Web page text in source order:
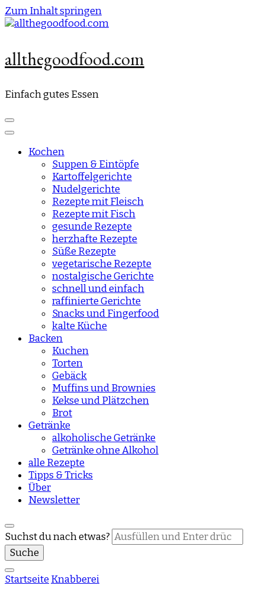
Zum Inhalt springen
allthegoodfood.com
Einfach gutes Essen
Kochen
Suppen & Eintöpfe
Kartoffelgerichte
Nudelgerichte
Rezepte mit Fleisch
Rezepte mit Fisch
gesunde Rezepte
herzhafte Rezepte
Süße Rezepte
vegetarische Rezepte
nostalgische Gerichte
schnell und einfach
raffinierte Gerichte
Snacks und Fingerfood
kalte Küche
Backen
Kuchen
Torten
Gebäck
Muffins und Brownies
Kekse und Plätzchen
Brot
Getränke
alkoholische Getränke
Getränke ohne Alkohol
alle Rezepte
Tipps & Tricks
Über
Newsletter
Suchst du nach etwas?
Startseite Knabberei